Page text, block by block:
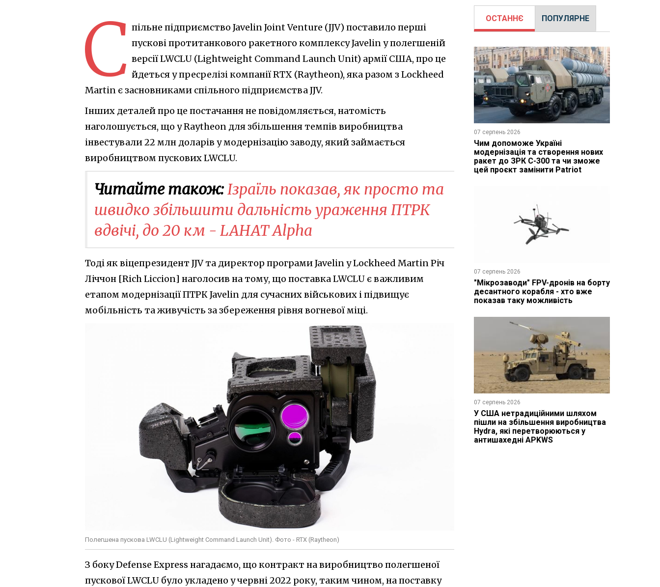
С пільне підприємство Javelin Joint Venture (JJV) поставило перші
пускові протитанкового ракетного комплексу Javelin у полегшеній
версії LWCLU (Lightweight Command Launch Unit) армії США, про це
йдеться у пресрелізі компанії RTX (Raytheon), яка разом з Lockheed
Martin є засновниками спільного підприємства JJV.
Інших деталей про це постачання не повідомляється, натомість
наголошується, що у Raytheon для збільшення темпів виробництва
інвестували 22 млн доларів у модернізацію заводу, який займається
виробництвом пускових LWCLU.
Читайте також:Ізраїль показав, як просто та
швидко збільшити дальність ураження ПТРК
вдвічі, до 20 км - LAHAT Alpha
Тоді як віцепрезидент JJV та директор програми Javelin у Lockheed Martin Річ
Ліччон [Rich Liccion] наголосив на тому, що поставка LWCLU є важливим
етапом модернізації ПТРК Javelin для сучасних військових і підвищує
мобільність та живучість за збереження рівня вогневої міці.
Полегшена пускова LWCLU (Lightweight Command Launch Unit). Фото - RTX (Raytheon)
З боку Defense Express нагадаємо, що контракт на виробництво полегшеної
пускової LWCLU було укладено у червні 2022 року, таким чином, на поставку
ОСТАННЄ ПОПУЛЯРНЕ
07 серпень 2026
Чим допоможе Україні
модернізація та створення нових
ракет до ЗРК С-300 та чи зможе
цей проєкт замінити Patriot
07 серпень 2026
"Мікрозаводи" FPV-дронів на борту
десантного корабля - хто вже
показав таку можливість
07 серпень 2026
У США нетрадиційними шляхом
пішли на збільшення виробництва
Hydra, які перетворюються у
антишахедні APKWS